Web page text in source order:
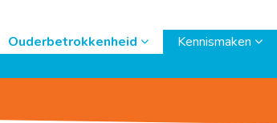
Ouderbetrokkenheid Kennismaken